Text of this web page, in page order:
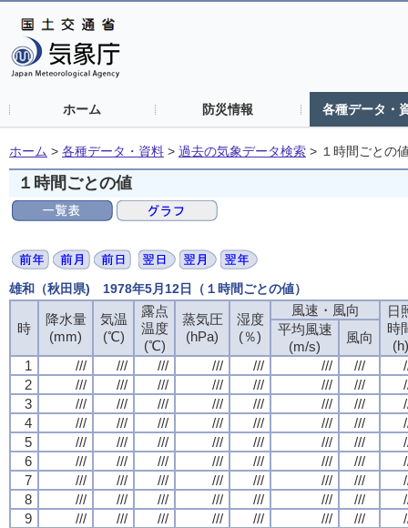
ホーム 防災情報 各種データ・
ホーム > 各種データ・資料 > 過去の気象データ検索 > １時間ごとの
１時間ごとの値
雄和（秋田県) 1978年5月12日（１時間ごとの値）
時
降水量
(mm)
気温
(℃)
露点
温度
(℃)
蒸気圧
(hPa)
湿度
(％)
風速・風向
日
時
(h)
平均風速
(m/s)
風向
1
/// /// /// /// /// /// ///
2
/// /// /// /// /// /// ///
3
/// /// /// /// /// /// ///
4
/// /// /// /// /// /// ///
5
/// /// /// /// /// /// ///
6
/// /// /// /// /// /// ///
7
/// /// /// /// /// /// ///
8
/// /// /// /// /// /// ///
9
/// /// /// /// /// /// ///